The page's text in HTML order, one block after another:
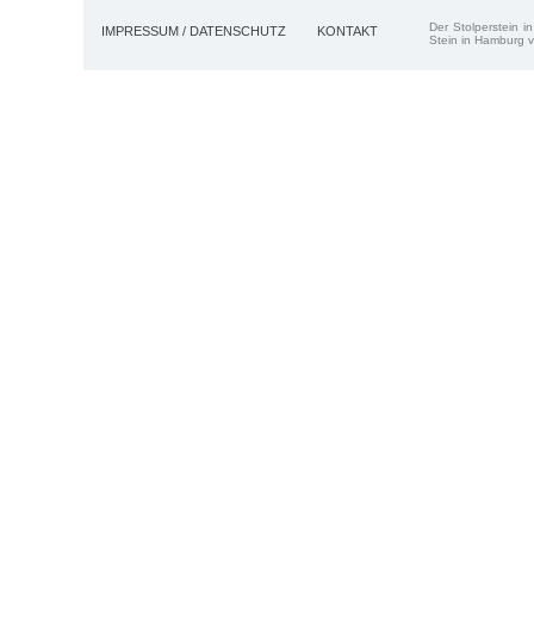
IMPRESSUM / DATENSCHUTZ KONTAKT
Der Stolperstein
Stein in Hamburg